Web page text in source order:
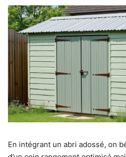
En intégrant un abri adossé, on